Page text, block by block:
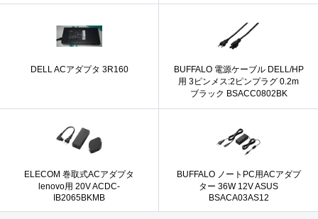
DELL ACアダプタ 3R160
BUFFALO 電源ケーブル DELL/HP
用 3ピンメス:2ピンプラグ 0.2m
ブラック BSACC0802BK
ELECOM 巻取式ACアダプタ
lenovo用 20V ACDC-
IB2065BKMB
BUFFALO ノートPC用ACアダプ
ター 36W 12V ASUS
BSACA03AS12